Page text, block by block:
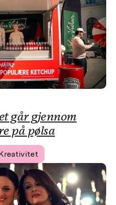
går gjennom
på pølsa